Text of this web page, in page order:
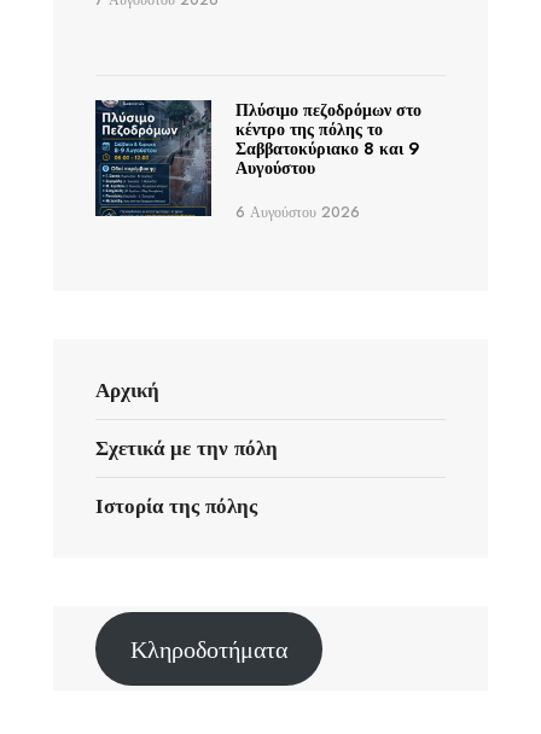
Πλύσιμο πεζοδρόμων στο
κέντρο της πόλης το
Σαββατοκύριακο 8 και 9
Αυγούστου
6 Αυγούστου 2026
Αρχική
Σχετικά με την πόλη
Ιστορία της πόλης
Κληροδοτήματα